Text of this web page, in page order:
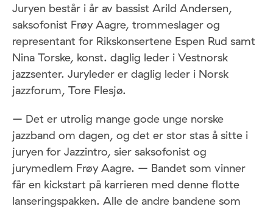
Juryen består i år av bassist Arild Andersen,
saksofonist Frøy Aagre, trommeslager og
representant for Rikskonsertene Espen Rud samt
Nina Torske, konst. daglig leder i Vestnorsk
jazzsenter. Juryleder er daglig leder i Norsk
jazzforum, Tore Flesjø.
– Det er utrolig mange gode unge norske
jazzband om dagen, og det er stor stas å sitte i
juryen for Jazzintro, sier saksofonist og
jurymedlem Frøy Aagre. – Bandet som vinner
får en kickstart på karrieren med denne flotte
lanseringspakken. Alle de andre bandene som